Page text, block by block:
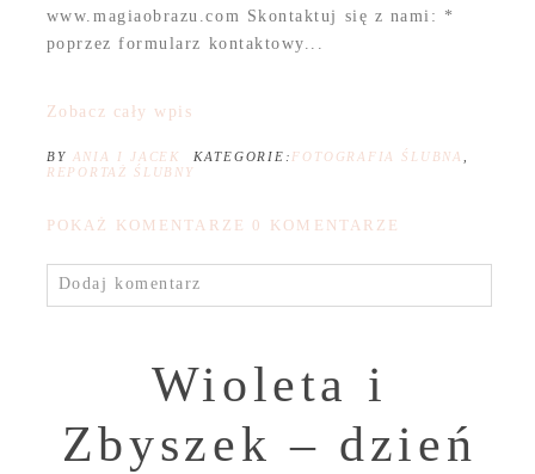
www.magiaobrazu.com Skontaktuj się z nami: *
poprzez formularz kontaktowy...
Zobacz cały wpis
BY ANIA I JACEK KATEGORIE: FOTOGRAFIA ŚLUBNA
REPORTAŻ ŚLUBNY
POKAŻ KOMENTARZE 0 KOMENTARZE
Dodaj komentarz
Wioleta i
Zbyszek – dzień